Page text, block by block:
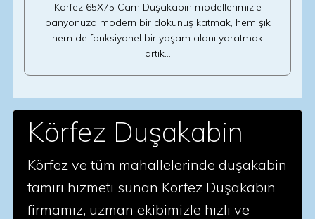
Körfez 65X75 Cam Duşakabin modellerimizle
banyonuza modern bir dokunuş katmak, hem şık
hem de fonksiyonel bir yaşam alanı yaratmak
artık…
Körfez Duşakabin
Körfez ve tüm mahallelerinde duşakabin
tamiri hizmeti sunan Körfez Duşakabin
firmamız, uzman ekibimizle hızlı ve